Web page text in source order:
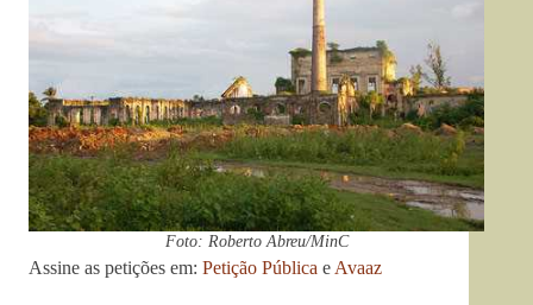
Foto: Roberto Abreu/MinC
Assine as petições em: Petição Pública e Avaaz